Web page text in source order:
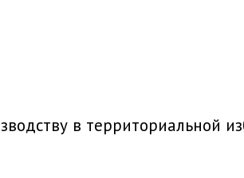
в территориальной